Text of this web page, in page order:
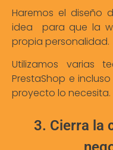
Haremos el diseño
idea para que la
propia personalidad.
Utilizamos varias
PrestaShop e
proyecto lo necesita.
3. Cierra la